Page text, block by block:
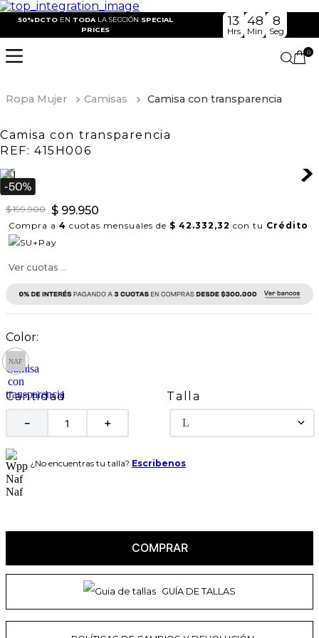
50%DCTO EN TODA LA SECCIÓN SPECIAL
PRICES
13
Hrs
48
Min
8
Seg
0
Ropa Mujer Camisas Camisa con transparencia
Camisa con transparencia
REF: 415H006
$ 199.900 $ 99.950
Compra a 4 cuotas mensuales de $ 42.332,32 con tu Crédito
Ver cuotas ...
Cantidad
＋
－
Talla
L
¿No encuentras tu talla? Escribenos
COMPRAR
GUÍA DE TALLAS